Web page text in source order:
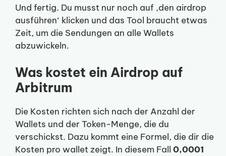
Und fertig. Du musst nur noch auf ‚den airdrop
ausführen‘ klicken und das Tool braucht etwas
Zeit, um die Sendungen an alle Wallets
abzuwickeln.
Was kostet ein Airdrop auf
Arbitrum
Die Kosten richten sich nach der Anzahl der
Wallets und der Token-Menge, die du
verschickst. Dazu kommt eine Formel, die dir die
Kosten pro wallet zeigt. In diesem Fall 0,0001